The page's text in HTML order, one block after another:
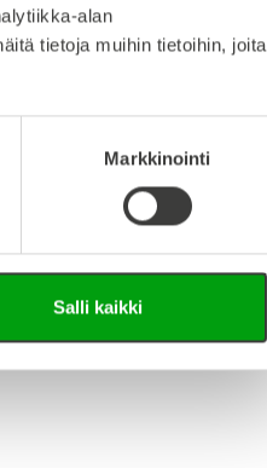
alan
tietoja muihin tietoihin, joita
Markkinointi
Salli kaikki